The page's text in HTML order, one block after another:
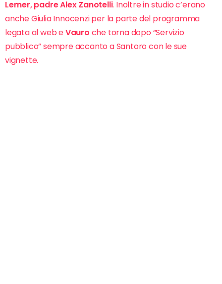
Lerner, padre Alex Zanotelli. Inoltre in studio c’erano
anche Giulia Innocenzi per la parte del programma
legata al web eVauro che torna dopo “Servizio
pubblico” sempre accanto a Santoro con le sue
vignette.